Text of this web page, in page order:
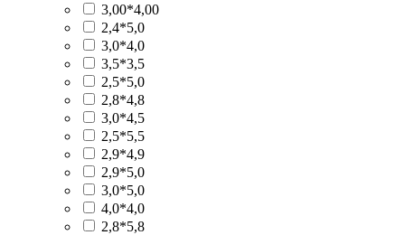
3,00*4,00
2,4*5,0
3,0*4,0
3,5*3,5
2,5*5,0
2,8*4,8
3,0*4,5
2,5*5,5
2,9*4,9
2,9*5,0
3,0*5,0
4,0*4,0
2,8*5,8